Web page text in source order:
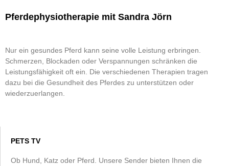
Pferdephysiotherapie mit Sandra Jörn
Nur ein gesundes Pferd kann seine volle Leistung erbringen.
Schmerzen, Blockaden oder Verspannungen schränken die
Leistungsfähigkeit oft ein. Die verschiedenen Therapien tragen
dazu bei die Gesundheit des Pferdes zu unterstützen oder
wiederzuerlangen.
PETS TV
Ob Hund, Katz oder Pferd. Unsere Sender bieten Ihnen die